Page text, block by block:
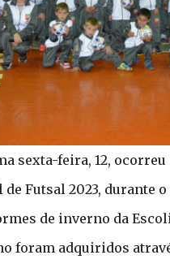
sexta-feira, 12,
Futsal 2023, durante
de inverno da
foram adquiridos